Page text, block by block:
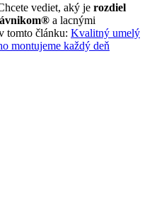
vediet, aký je rozdiel
a lacnými
tomto článku: Kvalitný umelý
montujeme každý deň